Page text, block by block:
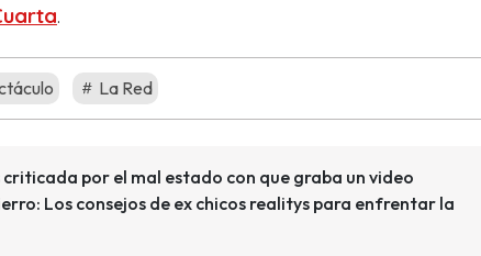
.
La Red
criticada por el mal estado con que graba un video
Los consejos de ex chicos realitys para enfrentar la